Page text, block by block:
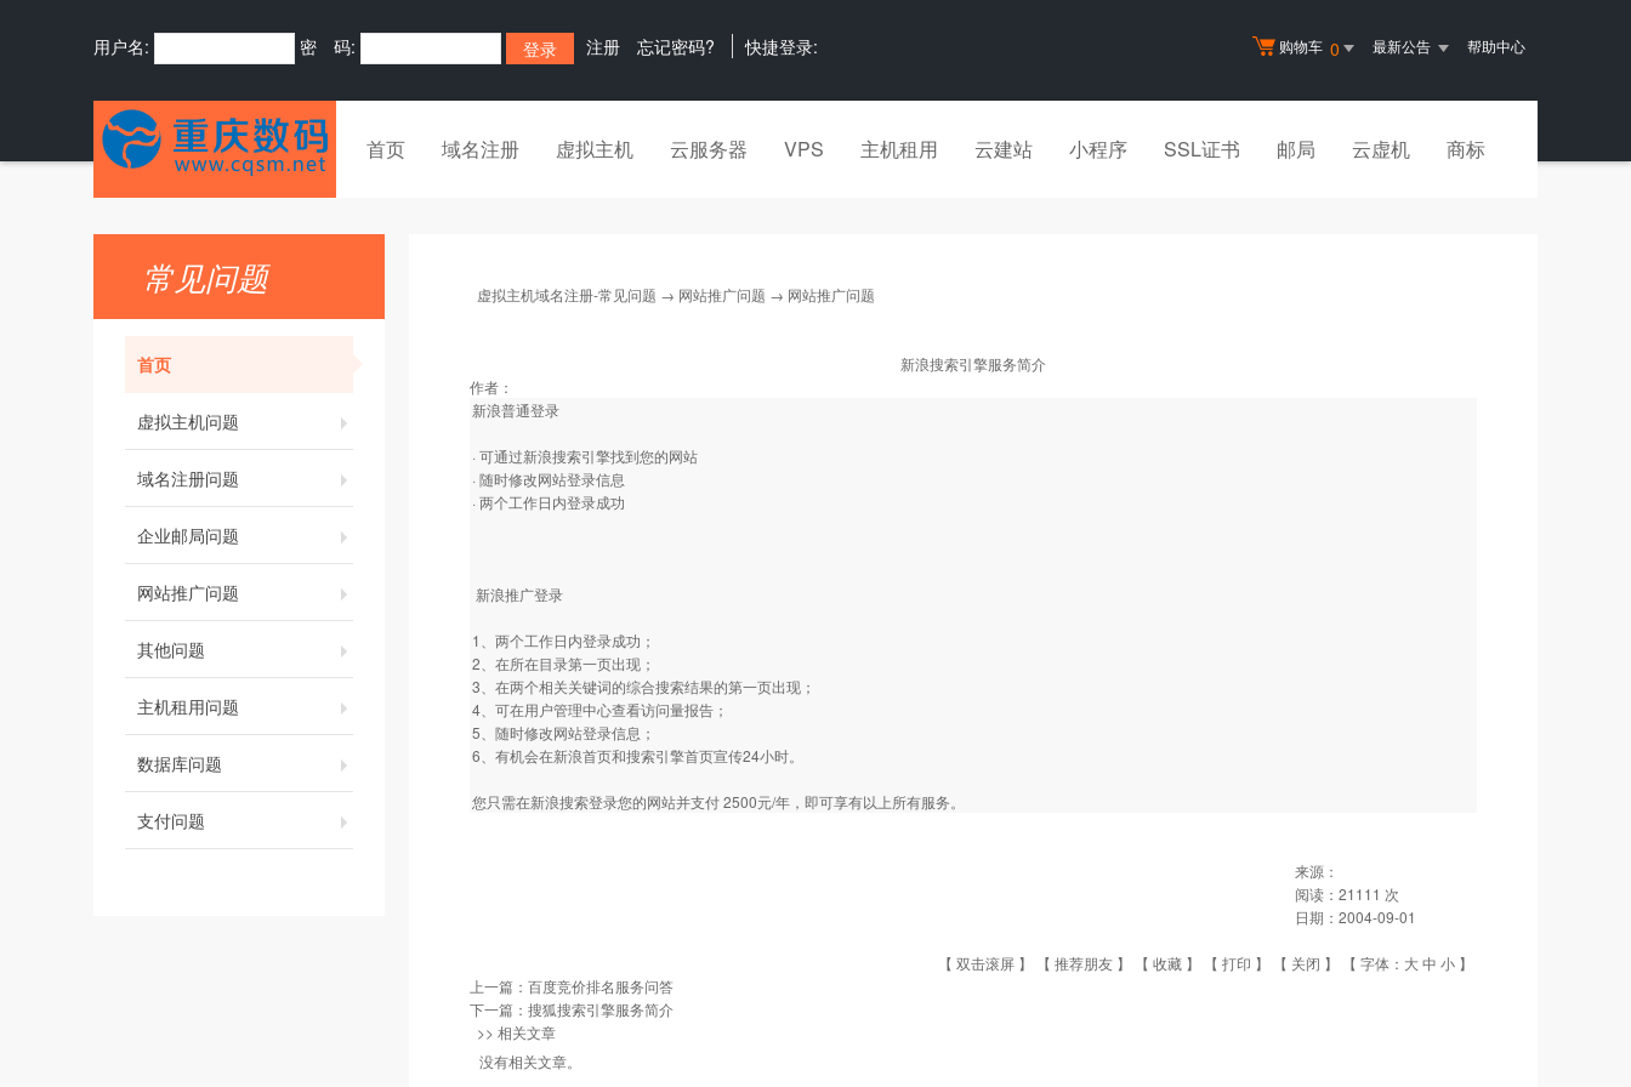
购物车 0 最新公告 帮助中心
用户名: 密 码: 注册 忘记密码? 快捷登录:
首页 域名注册 虚拟主机 云服务器 VPS 主机租用 云建站 小程序 SSL证书 邮局 云虚机 商标
常见问题
首页
虚拟主机问题
域名注册问题
企业邮局问题
网站推广问题
其他问题
主机租用问题
数据库问题
支付问题
虚拟主机域名注册-常见问题 → 网站推广问题 → 网站推广问题
新浪搜索引擎服务简介
作者：
新浪普通登录
· 可通过新浪搜索引擎找到您的网站
· 随时修改网站登录信息
· 两个工作日内登录成功
新浪推广登录
1、两个工作日内登录成功；
2、在所在目录第一页出现；
3、在两个相关关键词的综合搜索结果的第一页出现；
4、可在用户管理中心查看访问量报告；
5、随时修改网站登录信息；
6、有机会在新浪首页和搜索引擎首页宣传24小时。
您只需在新浪搜索登录您的网站并支付 2500元/年，即可享有以上所有服务。
来源：
阅读： 21111 次
日期： 2004-09-01
【 双击滚屏 】 【 推荐朋友 】 【 收藏 】 【 打印 】 【 关闭 】 【 字体： 大中 小 】
上一篇： 百度竞价排名服务问答
下一篇： 搜狐搜索引擎服务简介
>> 相关文章
没有相关文章。